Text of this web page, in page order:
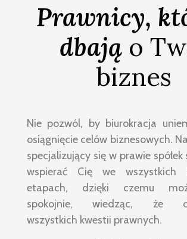
Prawnicy,
dbają o
biznes
Nie pozwól, by biurokracja
osiągnięcie celów biznesowych.
specjalizujący się w prawie
wspierać Cię we wszystkich
etapach, dzięki czemu
spokojnie, wiedząc, że
wszystkich kwestii prawnych.